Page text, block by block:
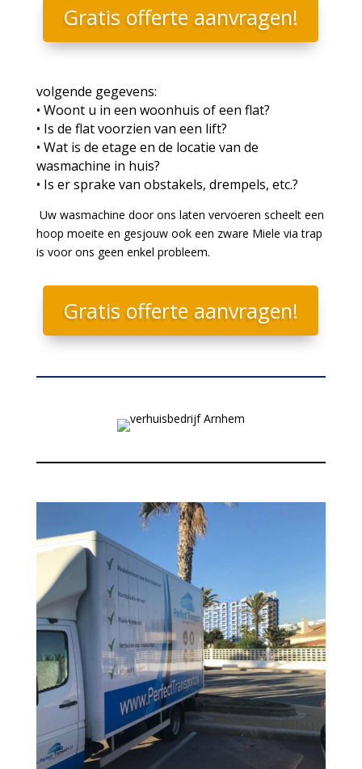
Gratis offerte aanvragen!
volgende gegevens:
• Woont u in een woonhuis of een flat?
• Is de flat voorzien van een lift?
• Wat is de etage en de locatie van de
wasmachine in huis?
• Is er sprake van obstakels, drempels, etc.?
Uw wasmachine door ons laten vervoeren scheelt een
hoop moeite en gesjouw ook een zware Miele via trap
is voor ons geen enkel probleem.
Gratis offerte aanvragen!